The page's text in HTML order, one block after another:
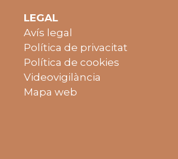
LEGAL
Avís legal
Política de privacitat
Política de cookies
Videovigilància
Mapa web